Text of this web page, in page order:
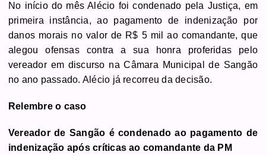
No início do mês Alécio foi condenado pela Justiça, em
primeira instância, ao pagamento de indenização por
danos morais no valor de R$ 5 mil ao comandante, que
alegou ofensas contra a sua honra proferidas pelo
vereador em discurso na Câmara Municipal de Sangão
no ano passado. Alécio já recorreu da decisão.
Relembre o caso
Vereador de Sangão é condenado ao pagamento de
indenização após críticas ao comandante da PM